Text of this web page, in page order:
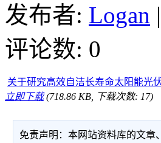
发布者: Logan |
评论数: 0
关于研究高效自洁长寿命太阳能光
立即下载(718.86 KB, 下载次数: 17)
免责声明：本网站资料库的文章